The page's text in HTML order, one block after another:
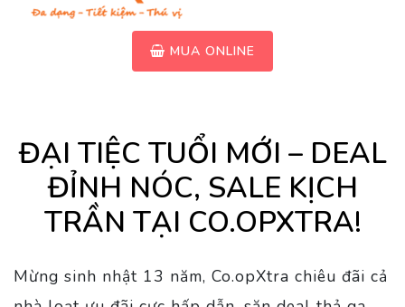
MUA ONLINE
ĐẠI TIỆC TUỔI MỚI – DEAL
ĐỈNH NÓC, SALE KỊCH
TRẦN TẠI CO.OPXTRA!
Mừng sinh nhật 13 năm, Co.opXtra chiêu đãi cả